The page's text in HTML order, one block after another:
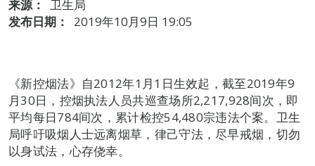
来源：
卫生局
发布日期：
2019年10月9日 19:05
《新控烟法》自2012年1月1日生效起，截至2019年9
月30日，控烟执法人员共巡查场所2,217,928间次，即
平均每日784间次，累计检控54,480宗违法个案。卫生
局呼吁吸烟人士远离烟草，律己守法，尽早戒烟，切勿
以身试法，心存侥幸。